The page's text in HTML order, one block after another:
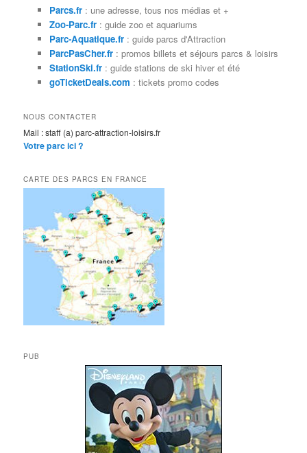
Parcs.fr: une adresse, tous nos médias et +
Zoo-Parc.fr: guide zoo et aquariums
Parc-Aquatique.fr: guide parcs d'Attraction
ParcPasCher.fr: promos billets et séjours parcs & loisirs
StationSki.fr: guide stations de ski hiver et été
goTicketDeals.com : tickets promo codes
NOUS CONTACTER
Mail : staff (a) parc-attraction-loisirs.fr
Votre parc ici ?
CARTE DES PARCS EN FRANCE
PUB